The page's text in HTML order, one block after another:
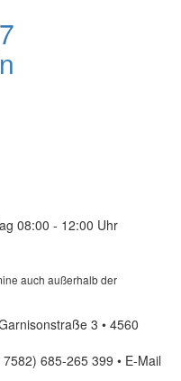
08:00 - 12:00 Uhr
auch außerhalb der
3 • 4560
7582) 685-265 399 • E-Mail